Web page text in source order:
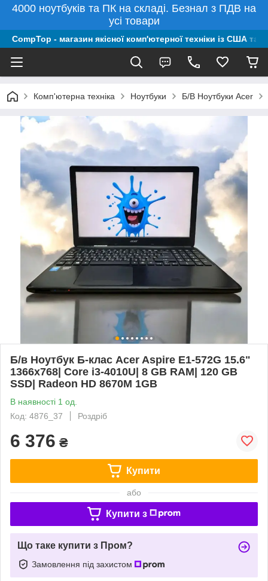
4000 ноутбуків та ПК на складі. Безнал з ПДВ на
усі товари
CompTop - магазин якісної комп'ютерної техніки із США та
Комп'ютерна техніка Ноутбуки Б/В Ноутбуки Acer
Б/в Ноутбук Б-клас Acer Aspire E1-572G 15.6"
1366x768| Core i3-4010U| 8 GB RAM| 120 GB
SSD| Radeon HD 8670M 1GB
В наявності 1 од.
Код: 4876_37
Роздріб
6 376 ₴
Купити
або
Купити з
Що таке купити з Пром?
Замовлення під захистом